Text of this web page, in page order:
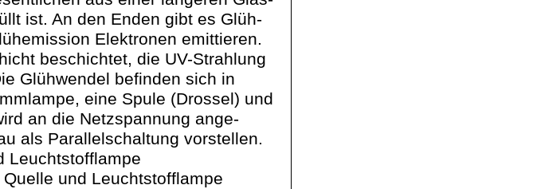
ist. An den Enden gibt es Glüh-
Elektronen emittieren.
beschichtet, die UV-Strahlung
Glühwendel befinden sich in
eine Spule (Drossel) und
an die Netzspannung ange-
als Parallelschaltung vorstellen.
Leuchtstofflampe
und Leuchtstofflampe